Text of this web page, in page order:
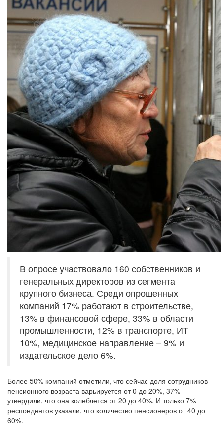
В опросе участвовало 160 собственников и
генеральных директоров из сегмента
крупного бизнеса. Среди опрошенных
компаний 17% работают в строительстве,
13% в финансовой сфере, 33% в области
промышленности, 12% в транспорте, ИТ
10%, медицинское направление – 9% и
издательское дело 6%.
Более 50% компаний отметили, что сейчас доля сотрудников
пенсионного возраста варьируется от 0 до 20%, 37%
утвердили, что она колеблется от 20 до 40%. И только 7%
респондентов указали, что количество пенсионеров от 40 до
60%.